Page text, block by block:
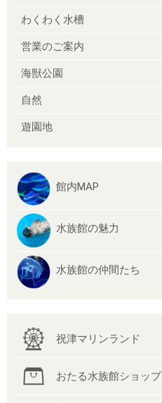
わくわく水槽
営業のご案内
海獣公園
自然
遊園地
館内MAP
水族館の魅力
水族館の仲間たち
祝津マリンランド
おたる水族館ショップ